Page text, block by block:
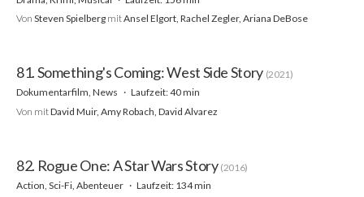
Von Steven Spielberg mitAnsel Elgort, Rachel Zegler, Ariana DeBose
81. Something's Coming: West Side Story (2021)
Dokumentarfilm, News
Laufzeit: 40 min
Von mitDavid Muir, Amy Robach, David Alvarez
82. Rogue One: A Star Wars Story (2016)
Action, Sci-Fi, Abenteuer
Laufzeit: 134 min